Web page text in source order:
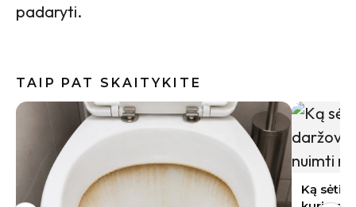
padaryti.
TAIP PAT SKAITYKITE
Ką sėti rugpjūtį Lietuvoje: 9 daržovės,
Indai po
gali būti